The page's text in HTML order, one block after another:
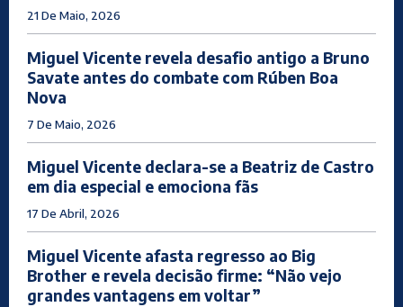
21 De Maio, 2026
Miguel Vicente revela desafio antigo a Bruno
Savate antes do combate com Rúben Boa
Nova
7 De Maio, 2026
Miguel Vicente declara-se a Beatriz de Castro
em dia especial e emociona fãs
17 De Abril, 2026
Miguel Vicente afasta regresso ao Big
Brother e revela decisão firme: “Não vejo
grandes vantagens em voltar”